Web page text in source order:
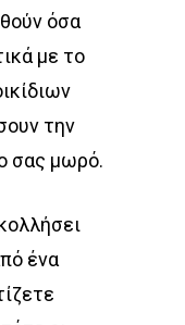
όσα
με το
την
σας μωρό.
ένα